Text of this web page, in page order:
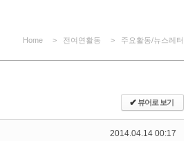
Home > 전여연활동 > 주요활동/뉴스레터
✔뷰어로 보기
2014.04.14 00:17